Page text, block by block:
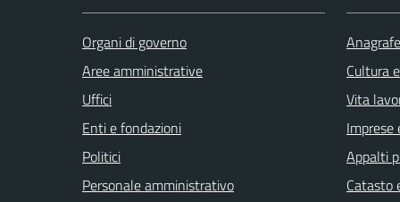
Organi di governo
Aree amministrative
Uffici
Enti e fondazioni
Politici
Personale amministrativo
Cultura
Vita
Imprese
Appalti
Catasto